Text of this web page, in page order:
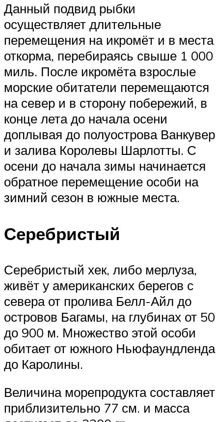
Данный подвид рыбки
осуществляет длительные
перемещения на икромёт и в места
откорма, перебираясь свыше 1 000
миль. После икромёта взрослые
морские обитатели перемещаются
на север и в сторону побережий, в
конце лета до начала осени
доплывая до полуострова Ванкувер
и залива Королевы Шарлотты. С
осени до начала зимы начинается
обратное перемещение особи на
зимний сезон в южные места.
Серебристый
Серебристый хек, либо мерлуза,
живёт у американских берегов с
севера от пролива Белл-Айл до
островов Багамы, на глубинах от 50
до 900 м. Множество этой особи
обитает от южного Ньюфаундленда
до Каролины.
Величина морепродукта составляет
приблизительно 77 см. и масса